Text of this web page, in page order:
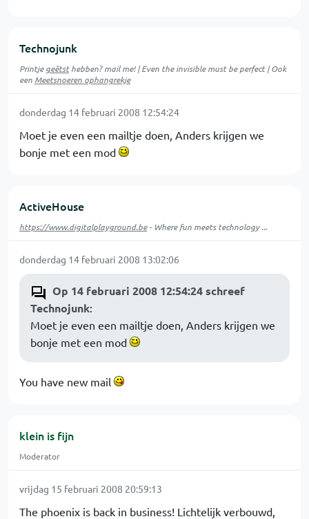
Technojunk
Printjegeëtsthebben? mail me! | Even the invisible must be perfect | Ook
een Meetsnoeren ophangrekje
donderdag 14 februari 2008 12:54:24
Moet je even een mailtje doen, Anders krijgen we
bonje met een mod
ActiveHouse
https://www.digitalplayground.be- Where fun meets technology ...
donderdag 14 februari 2008 13:02:06
Op 14 februari 2008 12:54:24 schreef
Technojunk:
Moet je even een mailtje doen, Anders krijgen we
bonje met een mod
You have new mail
klein is fijn
Moderator
vrijdag 15 februari 2008 20:59:13
The phoenix is back in business! Lichtelijk verbouwd,